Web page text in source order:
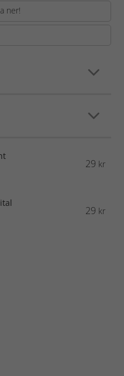
ner!
29 kr
29 kr